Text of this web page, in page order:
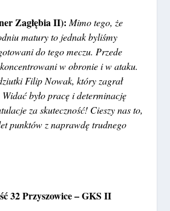
Zagłębia II):Mimo tego, że
matury to jednak byliśmy
do tego meczu. Przede
w obronie i w ataku.
Filip Nowak, który zagrał
było pracę i determinację
za skuteczność! Cieszy nas to,
punktów z naprawdę trudnego
32 Przyszowice – GKS II